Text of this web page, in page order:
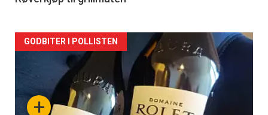
Forsiden
akkurat
nå+
GODBITER I POLLISTEN